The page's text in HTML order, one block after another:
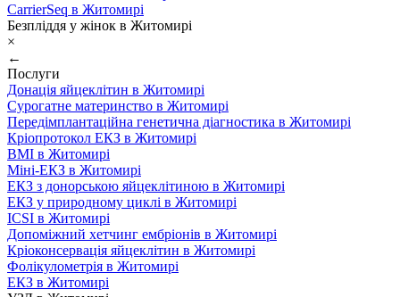
CarrierSeq в Житомирі
Безпліддя у жінок в Житомирі
×
←
Послуги
Донація яйцеклітин в Житомирі
Сурогатне материнство в Житомирі
Передімплантаційна генетична діагностика в Житомирі
Кріопротокол ЕКЗ в Житомирі
ВМІ в Житомирі
Міні-ЕКЗ в Житомирі
ЕКЗ з донорською яйцеклітиною в Житомирі
ЕКЗ у природному циклі в Житомирі
ICSI в Житомирі
Допоміжний хетчинг ембріонів в Житомирі
Кріоконсервація яйцеклітин в Житомирі
Фолікулометрія в Житомирі
ЕКЗ в Житомирі